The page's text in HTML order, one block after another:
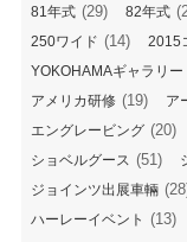
81年式 (29) 82年式
250ワイド (14) 2015
YOKOHAMAギャラリー
アメリカ研修 (19) ア
エングレービング (20)
ショベルグース (51)
ジョインツ出展車輛
ハーレーイベント (13)